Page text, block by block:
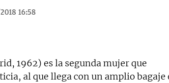
16:58
1962) es la segunda mujer que
al que llega con un amplio bagaje